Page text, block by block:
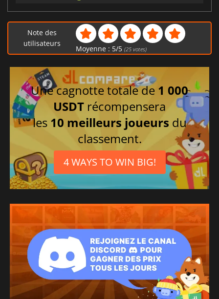
Note des
utilisateurs
Moyenne : 5/5 (25votes)
Une cagnotte totale de 1 000
USDT récompensera
les 10 meilleurs joueurs du
classement.
4 WAYS TO WIN BIG!